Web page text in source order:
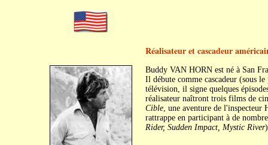
Réalisateur et cascadeur
Buddy VAN HORN est né à San
Il débute comme cascadeur (sous
télévision, il signe quelques
réalisateur naîtront trois films de
Cible, une aventure de l'inspecteur
rattrappe en participant à de
Rider, Sudden Impact, Mystic River